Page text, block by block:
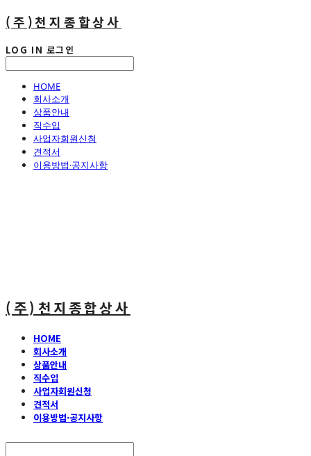
(주)천지종합상사
LOG IN 로그인
HOME
회사소개
상품안내
직수입
사업자회원신청
견적서
이용방법·공지사항
(주)천지종합상사
HOME
회사소개
상품안내
직수입
사업자회원신청
견적서
이용방법·공지사항